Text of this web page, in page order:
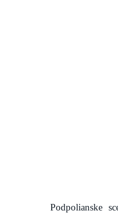
Podpolianske